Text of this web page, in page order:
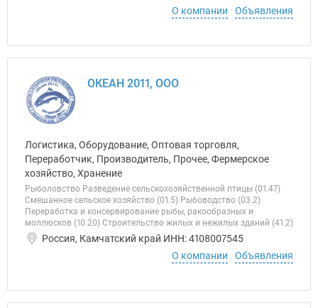
О компании
Объявления
ОКЕАН 2011, ООО
Логистика, Оборудование, Оптовая торговля,
Переработчик, Производитель, Прочее, Фермерское
хозяйство, Хранение
Рыболовство Разведение сельскохозяйственной птицы (01.47)
Смешанное сельское хозяйство (01.5) Рыбоводство (03.2)
Переработка и консервирование рыбы, ракообразных и
моллюсков (10.20) Строительство жилых и нежилых зданий (41.2)
Россия, Камчатский край ИНН: 4108007545
О компании
Объявления